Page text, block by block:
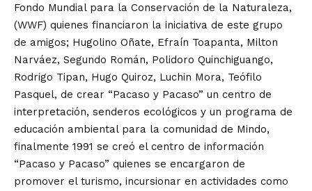
Fondo Mundial para la Conservación de la Naturaleza,
(WWF) quienes financiaron la iniciativa de este grupo
de amigos; Hugolino Oñate, Efraín Toapanta, Milton
Narváez, Segundo Román, Polidoro Quinchiguango,
Rodrigo Tipan, Hugo Quiroz, Luchin Mora, Teófilo
Pasquel, de crear “Pacaso y Pacaso” un centro de
interpretación, senderos ecológicos y un programa de
educación ambiental para la comunidad de Mindo,
finalmente 1991 se creó el centro de información
“Pacaso y Pacaso” quienes se encargaron de
promover el turismo, incursionar en actividades como